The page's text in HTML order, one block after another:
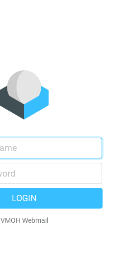
LOGIN
VMOH Webmail